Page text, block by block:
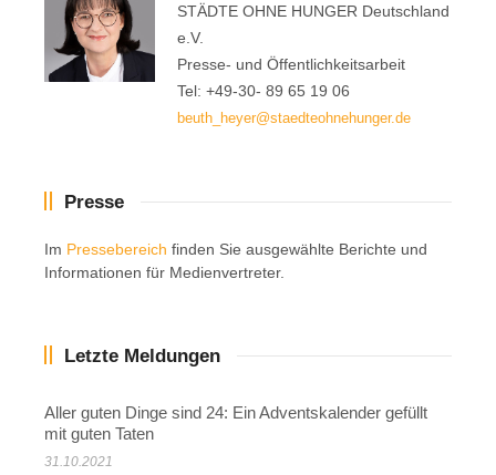
STÄDTE OHNE HUNGER Deutschland
e.V.
Presse- und Öffentlichkeitsarbeit
Tel: +49-30- 89 65 19 06
beuth_heyer@staedteohnehunger.de
Presse
Im Pressebereich finden Sie ausgewählte Berichte und
Informationen für Medienvertreter.
Letzte Meldungen
Aller guten Dinge sind 24: Ein Adventskalender gefüllt
mit guten Taten
31.10.2021